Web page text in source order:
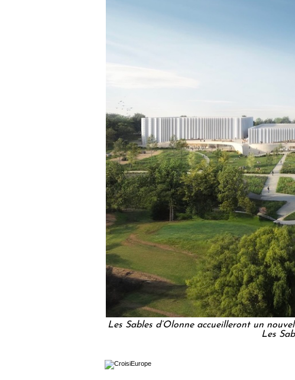
Les Sables d’Olonne accueilleront un
Les